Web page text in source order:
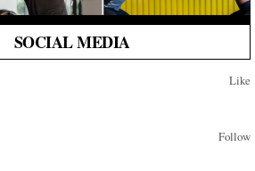
SOCIAL MEDIA
Like
Follow